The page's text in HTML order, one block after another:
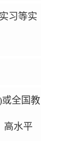
习等实
或全国教
高水平